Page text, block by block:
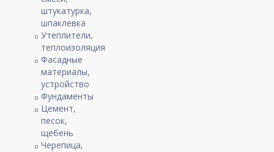
штукатурка,
шпаклевка
Утеплители,
теплоизоляция
Фасадные
материалы,
устройство
Фундаменты
Цемент,
песок,
щебень
Черепица,